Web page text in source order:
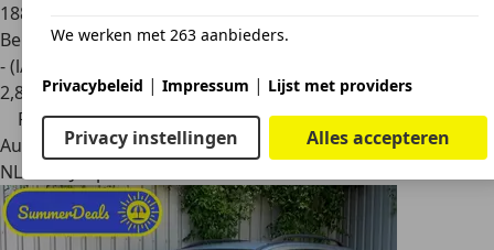
188.251 km
Benzine
- (l/100 km)
2,8
Prijsdaling
Autobedrijf
NL 7327 JZ
We werken met 263 aanbieders.
Privacybeleid | Impressum | Lijst met providers
Privacy instellingen Alles accepteren